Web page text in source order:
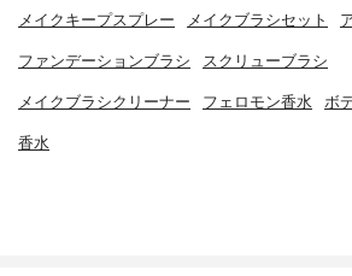
メイクキープスプレー メイクブラシセット
ファンデーションブラシ スクリューブラシ
メイクブラシクリーナー フェロモン香水 ボ
香水